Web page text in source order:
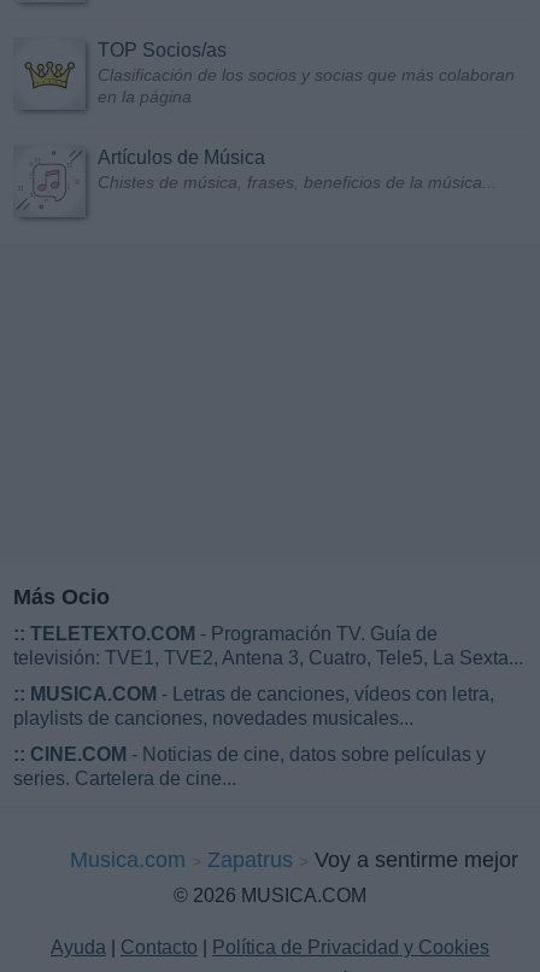
TOP Socios/as
Clasificación de los socios y socias que más colaboran
en la página
Artículos de Música
Chistes de música, frases, beneficios de la música...
Más Ocio
:: TELETEXTO.COM - Programación TV. Guía de
televisión: TVE1, TVE2, Antena 3, Cuatro, Tele5, La Sexta...
:: MUSICA.COM - Letras de canciones, vídeos con letra,
playlists de canciones, novedades musicales...
:: CINE.COM - Noticias de cine, datos sobre películas y
series. Cartelera de cine...
Musica.com Zapatrus Voy a sentirme mejor
© 2026 MUSICA.COM
Ayuda Contacto
Política de Privacidad y Cookies